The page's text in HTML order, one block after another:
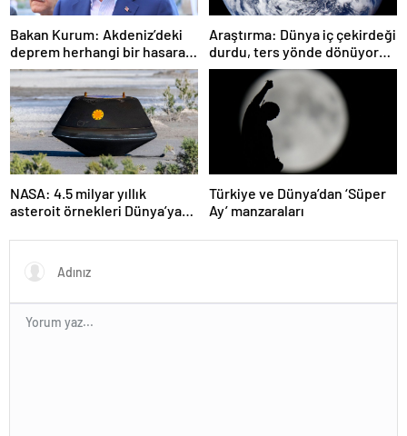
Bakan Kurum: Akdeniz’deki
deprem herhangi bir hasara
neden olmadı
Araştırma: Dünya iç çekirdeği
durdu, ters yönde dönüyor
olabilir
NASA: 4.5 milyar yıllık
asteroit örnekleri Dünya’ya
başlangıcına ışık tutabilir
Türkiye ve Dünya’dan ‘Süper
Ay’ manzaraları